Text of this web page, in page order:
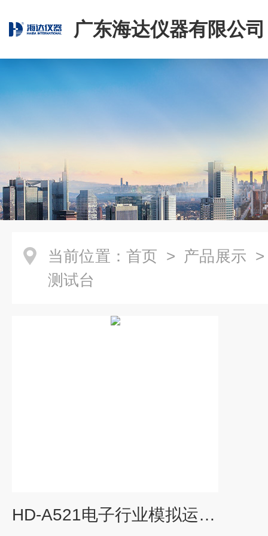
广东海达仪器有限公司
当前位置： 首页 > 产品展示
测试台
HD-A521电子行业模拟运输振动台 100kg 负载